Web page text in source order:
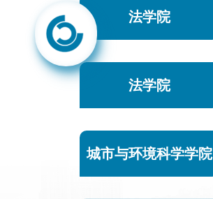
法学院
法学院
城市与环境科学学院